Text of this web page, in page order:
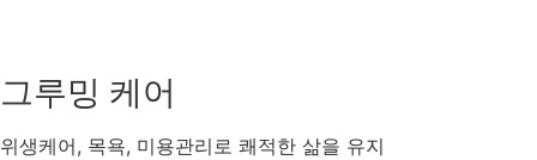
그루밍 케어
위생케어, 목욕, 미용관리로 쾌적한 삶을 유지